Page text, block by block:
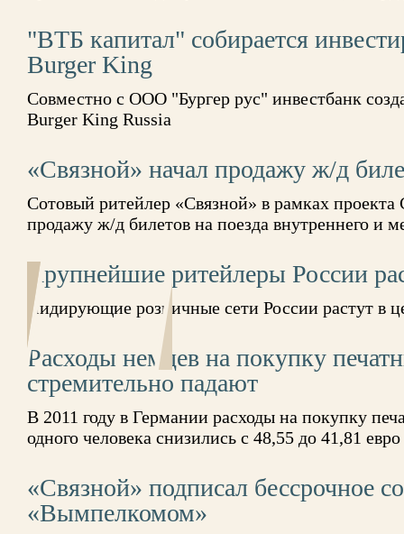
"ВТБ капитал" собирается
Burger King
Совместно с ООО "Бургер рус" инвестбанк
Burger King Russia
«Связной» начал продажу ж/д
Сотовый ритейлер «Связной» в рамках проекта
продажу ж/д билетов на поезда внутреннего и
Крупнейшие ритейлеры России
Лидирующие розничные сети России растут в
Расходы немцев на покупку
стремительно падают
В 2011 году в Германии расходы на покупку
одного человека снизились с 48,55 до 41,81 евро
«Связной» подписал бессрочное
«Вымпелкомом»